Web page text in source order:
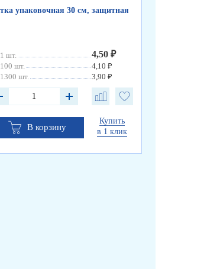
упаковочная 30 см, защитная
шт. 4,50 ₽
шт.
4,10 ₽
шт.
3,90 ₽
В корзину
Купить
в 1 клик